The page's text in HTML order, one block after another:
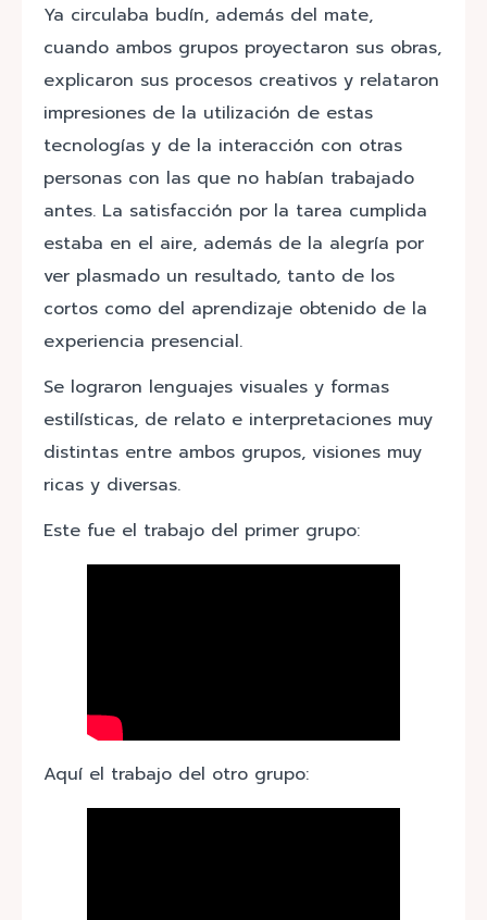
Ya circulaba budín, además del mate,
cuando ambos grupos proyectaron sus obras,
explicaron sus procesos creativos y relataron
impresiones de la utilización de estas
tecnologías y de la interacción con otras
personas con las que no habían trabajado
antes. La satisfacción por la tarea cumplida
estaba en el aire, además de la alegría por
ver plasmado un resultado, tanto de los
cortos como del aprendizaje obtenido de la
experiencia presencial.
Se lograron lenguajes visuales y formas
estilísticas, de relato e interpretaciones muy
distintas entre ambos grupos, visiones muy
ricas y diversas.
Este fue el trabajo del primer grupo:
Aquí el trabajo del otro grupo: